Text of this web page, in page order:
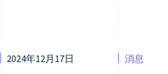
2024年12月17日
消息